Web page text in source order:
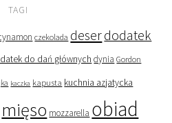
TAGI
czekolada deserdodatek
do dań głównych dynia Gordon
kaczka kapusta kuchnia azjatycka
mięso mozzarella obiad